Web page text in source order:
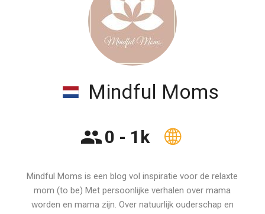
Mindful Moms
0 - 1k
Mindful Moms is een blog vol inspiratie voor de relaxte
mom (to be) Met persoonlijke verhalen over mama
worden en mama zijn. Over natuurlijk ouderschap en